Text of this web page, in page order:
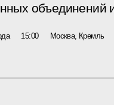
объединений
15:00 Москва, Кремль